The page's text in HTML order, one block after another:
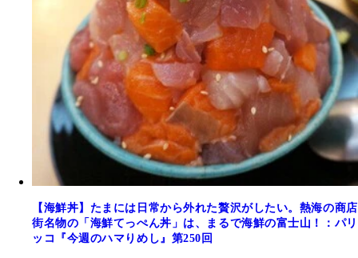
【海鮮丼】たまには日常から外れた贅沢がしたい。熱海の商店
街名物の「海鮮てっぺん丼」は、まるで海鮮の富士山！：パリ
ッコ『今週のハマりめし』第250回